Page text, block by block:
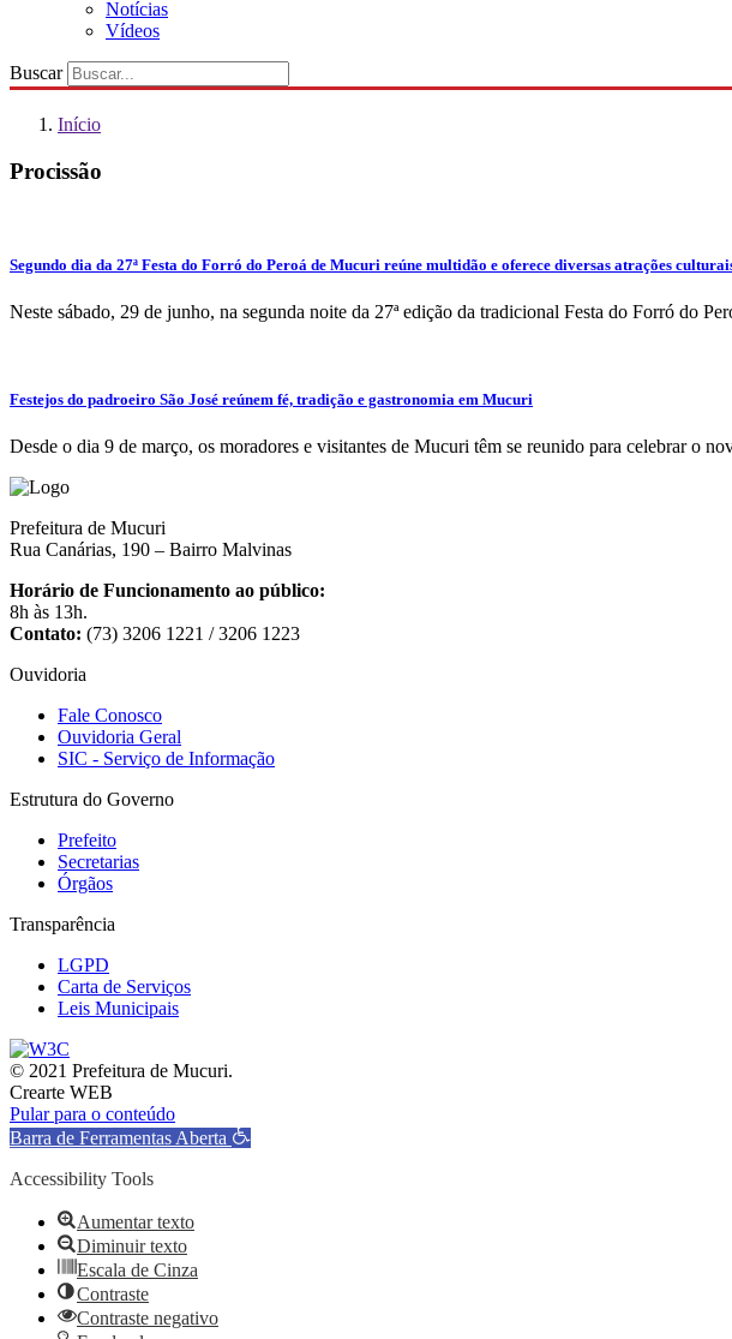
Notícias
Vídeos
Buscar
Início
Procissão
Segundo dia da 27ª Festa do Forró do Peroá de Mucuri reúne multidão e oferece diversas atrações
Neste sábado, 29 de junho, na segunda noite da 27ª edição da tradicional Festa do Forró do
Festejos do padroeiro São José reúnem fé, tradição e gastronomia em Mucuri
Desde o dia 9 de março, os moradores e visitantes de Mucuri têm se reunido para celebrar o
Prefeitura de Mucuri
Rua Canárias, 190 – Bairro Malvinas
Horário de Funcionamento ao público:
8h às 13h.
Contato: (73) 3206 1221 / 3206 1223
Ouvidoria
Fale Conosco
Ouvidoria Geral
SIC - Serviço de Informação
Estrutura do Governo
Prefeito
Secretarias
Órgãos
Transparência
LGPD
Carta de Serviços
Leis Municipais
© 2021 Prefeitura de Mucuri.
Crearte WEB
Pular para o conteúdo
Barra de Ferramentas Aberta
Accessibility Tools
Aumentar texto
Diminuir texto
Escala de Cinza
Contraste
Contraste negativo